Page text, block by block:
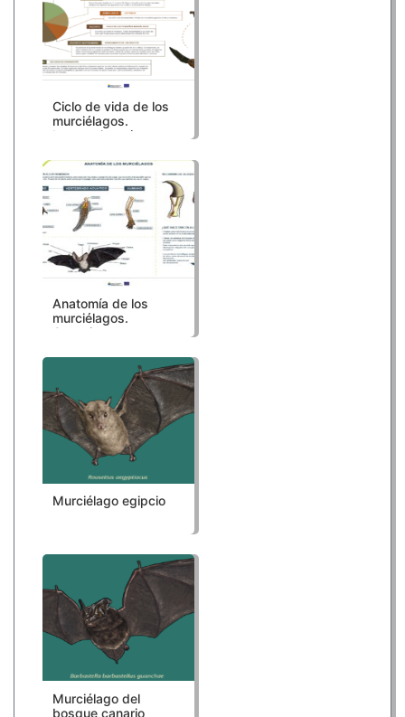
Ciclo de vida de los
murciélagos.
Lactancia, cría y
Anatomía de los
murciélagos.
Organismo
Murciélago egipcio
Murciélago del
bosque canario